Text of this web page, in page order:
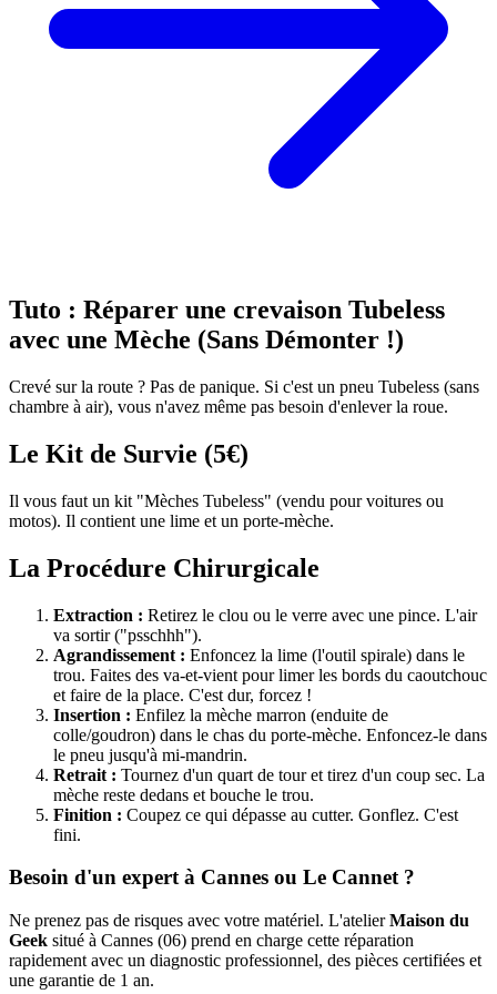
Tuto : Réparer une crevaison Tubeless
avec une Mèche (Sans Démonter !)
Crevé sur la route ? Pas de panique. Si c'est un pneu Tubeless (sans
chambre à air), vous n'avez même pas besoin d'enlever la roue.
Le Kit de Survie (5€)
Il vous faut un kit "Mèches Tubeless" (vendu pour voitures ou
motos). Il contient une lime et un porte-mèche.
La Procédure Chirurgicale
Extraction : Retirez le clou ou le verre avec une pince. L'air
va sortir ("psschhh").
Agrandissement : Enfoncez la lime (l'outil spirale) dans le
trou. Faites des va-et-vient pour limer les bords du caoutchouc
et faire de la place. C'est dur, forcez !
Insertion : Enfilez la mèche marron (enduite de
colle/goudron) dans le chas du porte-mèche. Enfoncez-le dans
le pneu jusqu'à mi-mandrin.
Retrait : Tournez d'un quart de tour et tirez d'un coup sec. La
mèche reste dedans et bouche le trou.
Finition : Coupez ce qui dépasse au cutter. Gonflez. C'est
fini.
Besoin d'un expert à Cannes ou Le Cannet ?
Ne prenez pas de risques avec votre matériel. L'atelierMaison du
Geek situé à Cannes (06) prend en charge cette réparation
rapidement avec un diagnostic professionnel, des pièces certifiées et
une garantie de 1 an.